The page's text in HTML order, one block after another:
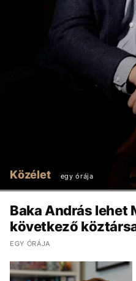
Közélet egy órája
Baka András lehet
következő
EGY ÓRÁJA